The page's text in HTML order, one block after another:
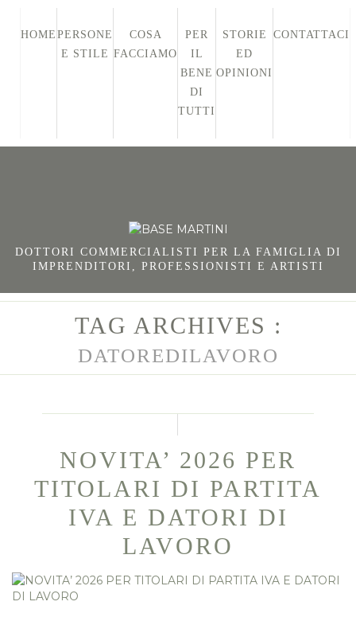
HOME PERSONE
E STILE
COSA
FACCIAMO
PER
IL
BENE
DI
TUTTI
STORIE
ED
OPINIONI
CONTATTACI
DOTTORI COMMERCIALISTI PER LA FAMIGLIA DI
IMPRENDITORI, PROFESSIONISTI E ARTISTI
TAG ARCHIVES :
DATOREDILAVORO
NOVITA’ 2026 PER
TITOLARI DI PARTITA
IVA E DATORI DI
LAVORO